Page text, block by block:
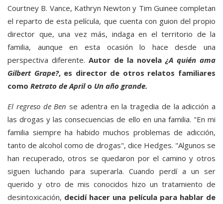
Courtney B. Vance, Kathryn Newton y Tim Guinee completan
el reparto de esta película, que cuenta con guion del propio
director que, una vez más, indaga en el territorio de la
familia, aunque en esta ocasión lo hace desde una
perspectiva diferente. Autor de la novela ¿A quién ama
Gilbert Grape?, es director de otros relatos familiares
como Retrato de Aprilo Un año grande.
El regreso de Ben se adentra en la tragedia de la adicción a
las drogas y las consecuencias de ello en una familia. "En mi
familia siempre ha habido muchos problemas de adicción,
tanto de alcohol como de drogas", dice Hedges. "Algunos se
han recuperado, otros se quedaron por el camino y otros
siguen luchando para superarla. Cuando perdí a un ser
querido y otro de mis conocidos hizo un tratamiento de
desintoxicación, decidí hacer una película para hablar de